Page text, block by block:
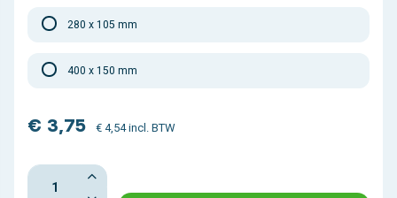
280 x 105 mm
400 x 150 mm
€ 3,75 € 4,54 incl. BTW